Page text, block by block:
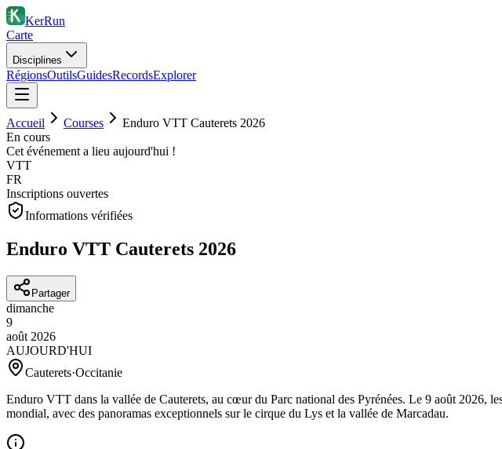
KerRun
Carte
Disciplines
RégionsOutilsGuidesRecordsExplorer
Accueil Courses
Enduro VTT Cauterets 2026
En cours
Cet événement a lieu aujourd'hui !
VTT
FR
Inscriptions ouvertes
Informations vérifiées
Enduro VTT Cauterets 2026
Partager
dimanche
9
août 2026
AUJOURD'HUI
Cauterets·Occitanie
Enduro VTT dans la vallée de Cauterets, au cœur du Parc national des Pyrénées. Le 9 août 2026,
mondial, avec des panoramas exceptionnels sur le cirque du Lys et la vallée de Marcadau.